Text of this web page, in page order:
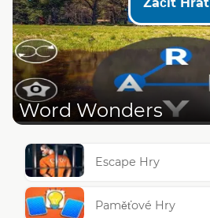
Word Wonders
Escape Hry
Paměťové Hry